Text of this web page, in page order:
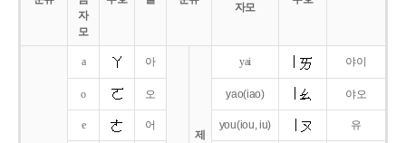
자
모
자모
a 아
제
yai 야이
o 오 yao(iao) 야오
e 어 you(iou,iu) 유